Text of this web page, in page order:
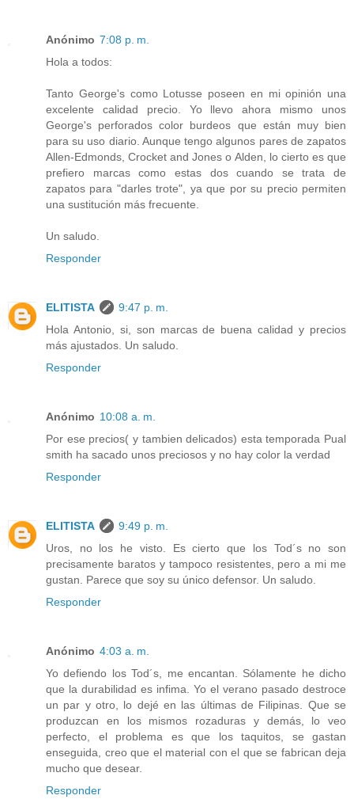
Anónimo 7:08 p. m.
Hola a todos:
Tanto George's como Lotusse poseen en mi opinión una
excelente calidad precio. Yo llevo ahora mismo unos
George's perforados color burdeos que están muy bien
para su uso diario. Aunque tengo algunos pares de zapatos
Allen-Edmonds, Crocket and Jones o Alden, lo cierto es que
prefiero marcas como estas dos cuando se trata de
zapatos para "darles trote", ya que por su precio permiten
una sustitución más frecuente.
Un saludo.
Responder
ELITISTA
9:47 p. m.
Hola Antonio, si, son marcas de buena calidad y precios
más ajustados. Un saludo.
Responder
Anónimo 10:08 a. m.
Por ese precios( y tambien delicados) esta temporada Pual
smith ha sacado unos preciosos y no hay color la verdad
Responder
ELITISTA
9:49 p. m.
Uros, no los he visto. Es cierto que los Tod´s no son
precisamente baratos y tampoco resistentes, pero a mi me
gustan. Parece que soy su único defensor. Un saludo.
Responder
Anónimo 4:03 a. m.
Yo defiendo los Tod´s, me encantan. Sólamente he dicho
que la durabilidad es infima. Yo el verano pasado destroce
un par y otro, lo dejé en las últimas de Filipinas. Que se
produzcan en los mismos rozaduras y demás, lo veo
perfecto, el problema es que los taquitos, se gastan
enseguida, creo que el material con el que se fabrican deja
mucho que desear.
Responder